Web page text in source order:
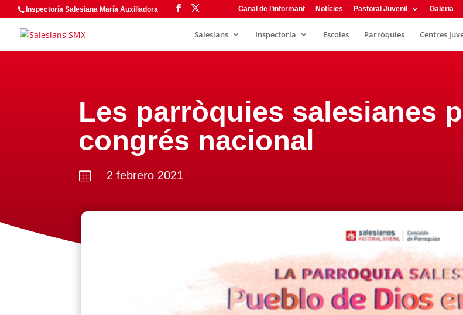
Inspectoría Salesiana María Auxiliadora Canal de l’informant Notícies Pastoral Juvenil Galeria
Salesians Inspectoria Escoles Parròquies Centres
Les parròquies salesianes
congrés nacional
 2 febrero 2021